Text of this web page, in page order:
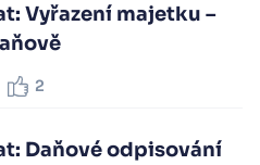
Vyřazení majetku –
2
Daňové odpisování